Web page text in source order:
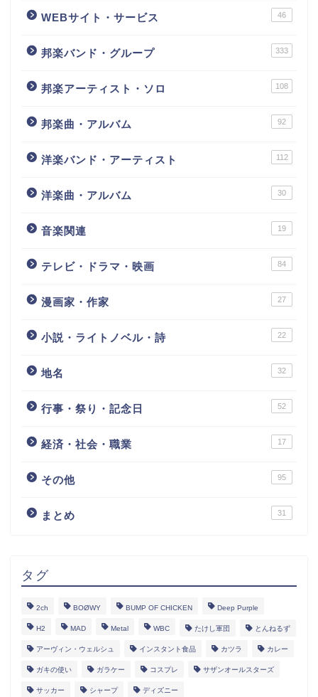
WEBサイト・サービス 46
邦楽バンド・グループ 333
邦楽アーティスト・ソロ 108
邦楽曲・アルバム 92
洋楽バンド・アーティスト 112
洋楽曲・アルバム 30
音楽関連 19
テレビ・ドラマ・映画 84
漫画家・作家 27
小説・ライトノベル・詩 22
地名 32
行事・祭り・記念日 52
経済・社会・職業 17
その他 95
まとめ 31
タグ
2ch BOØWY BUMP OF CHICKEN Deep Purple
H2 MAD Metal WBC たけし軍団 とんねるず
アーヴィン・ウェルシュ インスタント食品 カツラ カレー
ガキの使い ガラケー コスプレ サザンオールスターズ
サッカー シャープ ディズニー